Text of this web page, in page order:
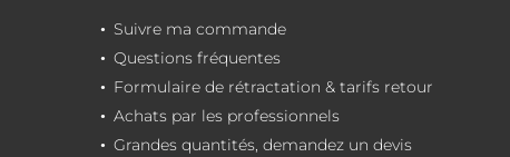
Suivre ma commande
Questions fréquentes
Formulaire de rétractation & tarifs retour
Achats par les professionnels
Grandes quantités, demandez un devis